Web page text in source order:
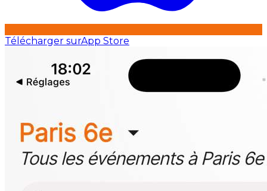
Télécharger surApp Store